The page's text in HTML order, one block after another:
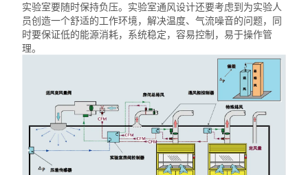
实验室要随时保持负压。实验室通风设计还要考虑到为实验人
员创造一个舒适的工作环境，解决温度、气流噪音的问题，同
时要保证低的能源消耗，系统稳定，容易控制，易于操作管
理。